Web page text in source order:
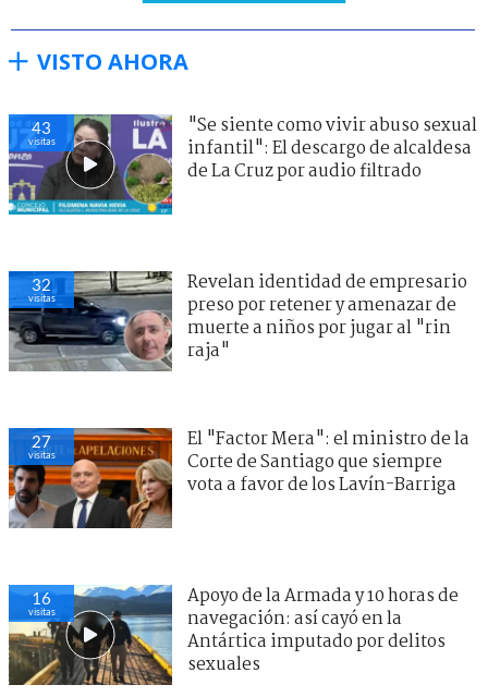
VISTO AHORA
43
visitas
"Se siente como vivir abuso sexual
infantil": El descargo de alcaldesa
de La Cruz por audio filtrado
32
visitas
Revelan identidad de empresario
preso por retener y amenazar de
muerte a niños por jugar al "rin
raja"
27
visitas
El "Factor Mera": el ministro de la
Corte de Santiago que siempre
vota a favor de los Lavín-Barriga
16
visitas
Apoyo de la Armada y 10 horas de
navegación: así cayó en la
Antártica imputado por delitos
sexuales